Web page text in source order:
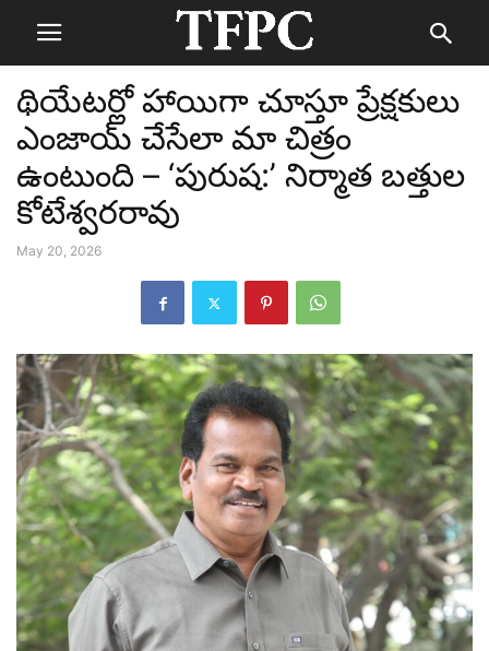
థియేటర్లో హాయిగా చూస్తూ ప్రేక్షకులు
ఎంజాయ్ చేసేలా మా చిత్రం
ఉంటుంది – ‘పురుష:’ నిర్మాత బత్తుల
కోటేశ్వరరావు
May 20, 2026